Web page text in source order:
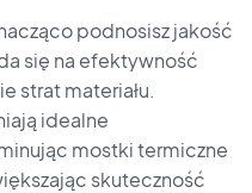
podnosisz jakość
się na efektywność
strat materiału.
idealne
mostki termiczne
skuteczność